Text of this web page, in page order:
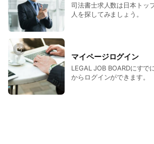
司法書士求人数は日本トッ
人を探してみましょう。
マイページログイン
LEGAL JOB BOARDにすで
からログインができます。